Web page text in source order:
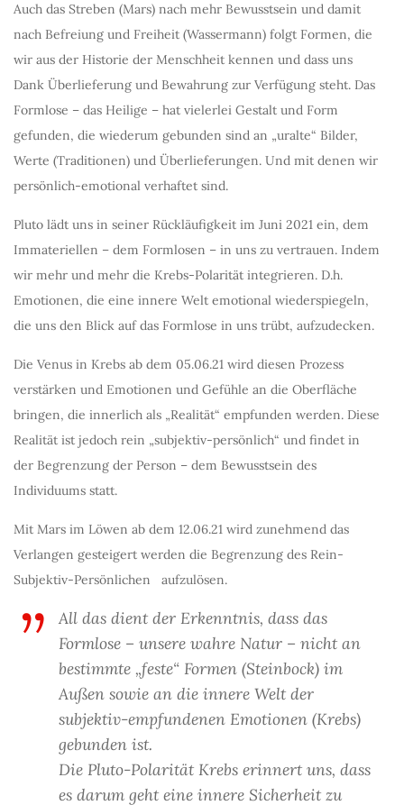
Auch das Streben (Mars) nach mehr Bewusstsein und damit
nach Befreiung und Freiheit (Wassermann) folgt Formen, die
wir aus der Historie der Menschheit kennen und dass uns
Dank Überlieferung und Bewahrung zur Verfügung steht. Das
Formlose – das Heilige – hat vielerlei Gestalt und Form
gefunden, die wiederum gebunden sind an „uralte“ Bilder,
Werte (Traditionen) und Überlieferungen. Und mit denen wir
persönlich-emotional verhaftet sind.
Pluto lädt uns in seiner Rückläufigkeit im Juni 2021 ein, dem
Immateriellen – dem Formlosen – in uns zu vertrauen. Indem
wir mehr und mehr die Krebs-Polarität integrieren. D.h.
Emotionen, die eine innere Welt emotional wiederspiegeln,
die uns den Blick auf das Formlose in uns trübt, aufzudecken.
Die Venus in Krebs ab dem 05.06.21 wird diesen Prozess
verstärken und Emotionen und Gefühle an die Oberfläche
bringen, die innerlich als „Realität“ empfunden werden. Diese
Realität ist jedoch rein „subjektiv-persönlich“ und findet in
der Begrenzung der Person – dem Bewusstsein des
Individuums statt.
Mit Mars im Löwen ab dem 12.06.21 wird zunehmend das
Verlangen gesteigert werden die Begrenzung des Rein-
Subjektiv-Persönlichen aufzulösen.
All das dient der Erkenntnis, dass das
Formlose – unsere wahre Natur – nicht an
bestimmte „feste“ Formen (Steinbock) im
Außen sowie an die innere Welt der
subjektiv-empfundenen Emotionen (Krebs)
gebunden ist.
Die Pluto-Polarität Krebs erinnert uns, dass
es darum geht eine innere Sicherheit zu